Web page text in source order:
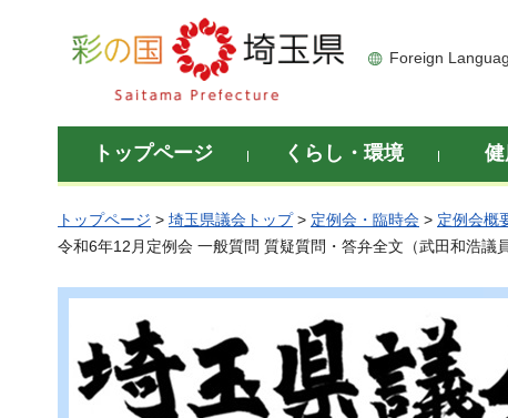
彩の国 埼玉県
Foreign
トップページ くらし・環境
トップページ > 埼玉県議会トップ> 定例会・臨時会 > 定例会概
令和6年12月定例会 一般質問 質疑質問・答弁全文（武田和浩議員